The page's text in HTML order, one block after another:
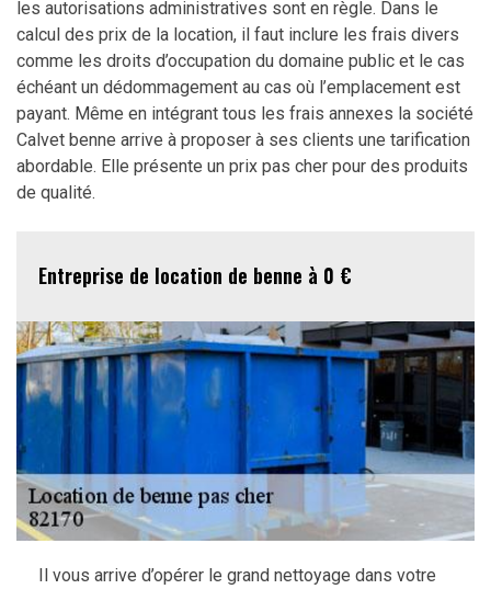
les autorisations administratives sont en règle. Dans le
calcul des prix de la location, il faut inclure les frais divers
comme les droits d’occupation du domaine public et le cas
échéant un dédommagement au cas où l’emplacement est
payant. Même en intégrant tous les frais annexes la société
Calvet benne arrive à proposer à ses clients une tarification
abordable. Elle présente un prix pas cher pour des produits
de qualité.
Entreprise de location de benne à 0 €
Il vous arrive d’opérer le grand nettoyage dans votre